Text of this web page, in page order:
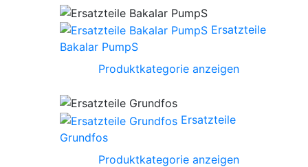
Ersatzteile
Bakalar PumpS
Produktkategorie anzeigen
Ersatzteile
Grundfos
Produktkategorie anzeigen